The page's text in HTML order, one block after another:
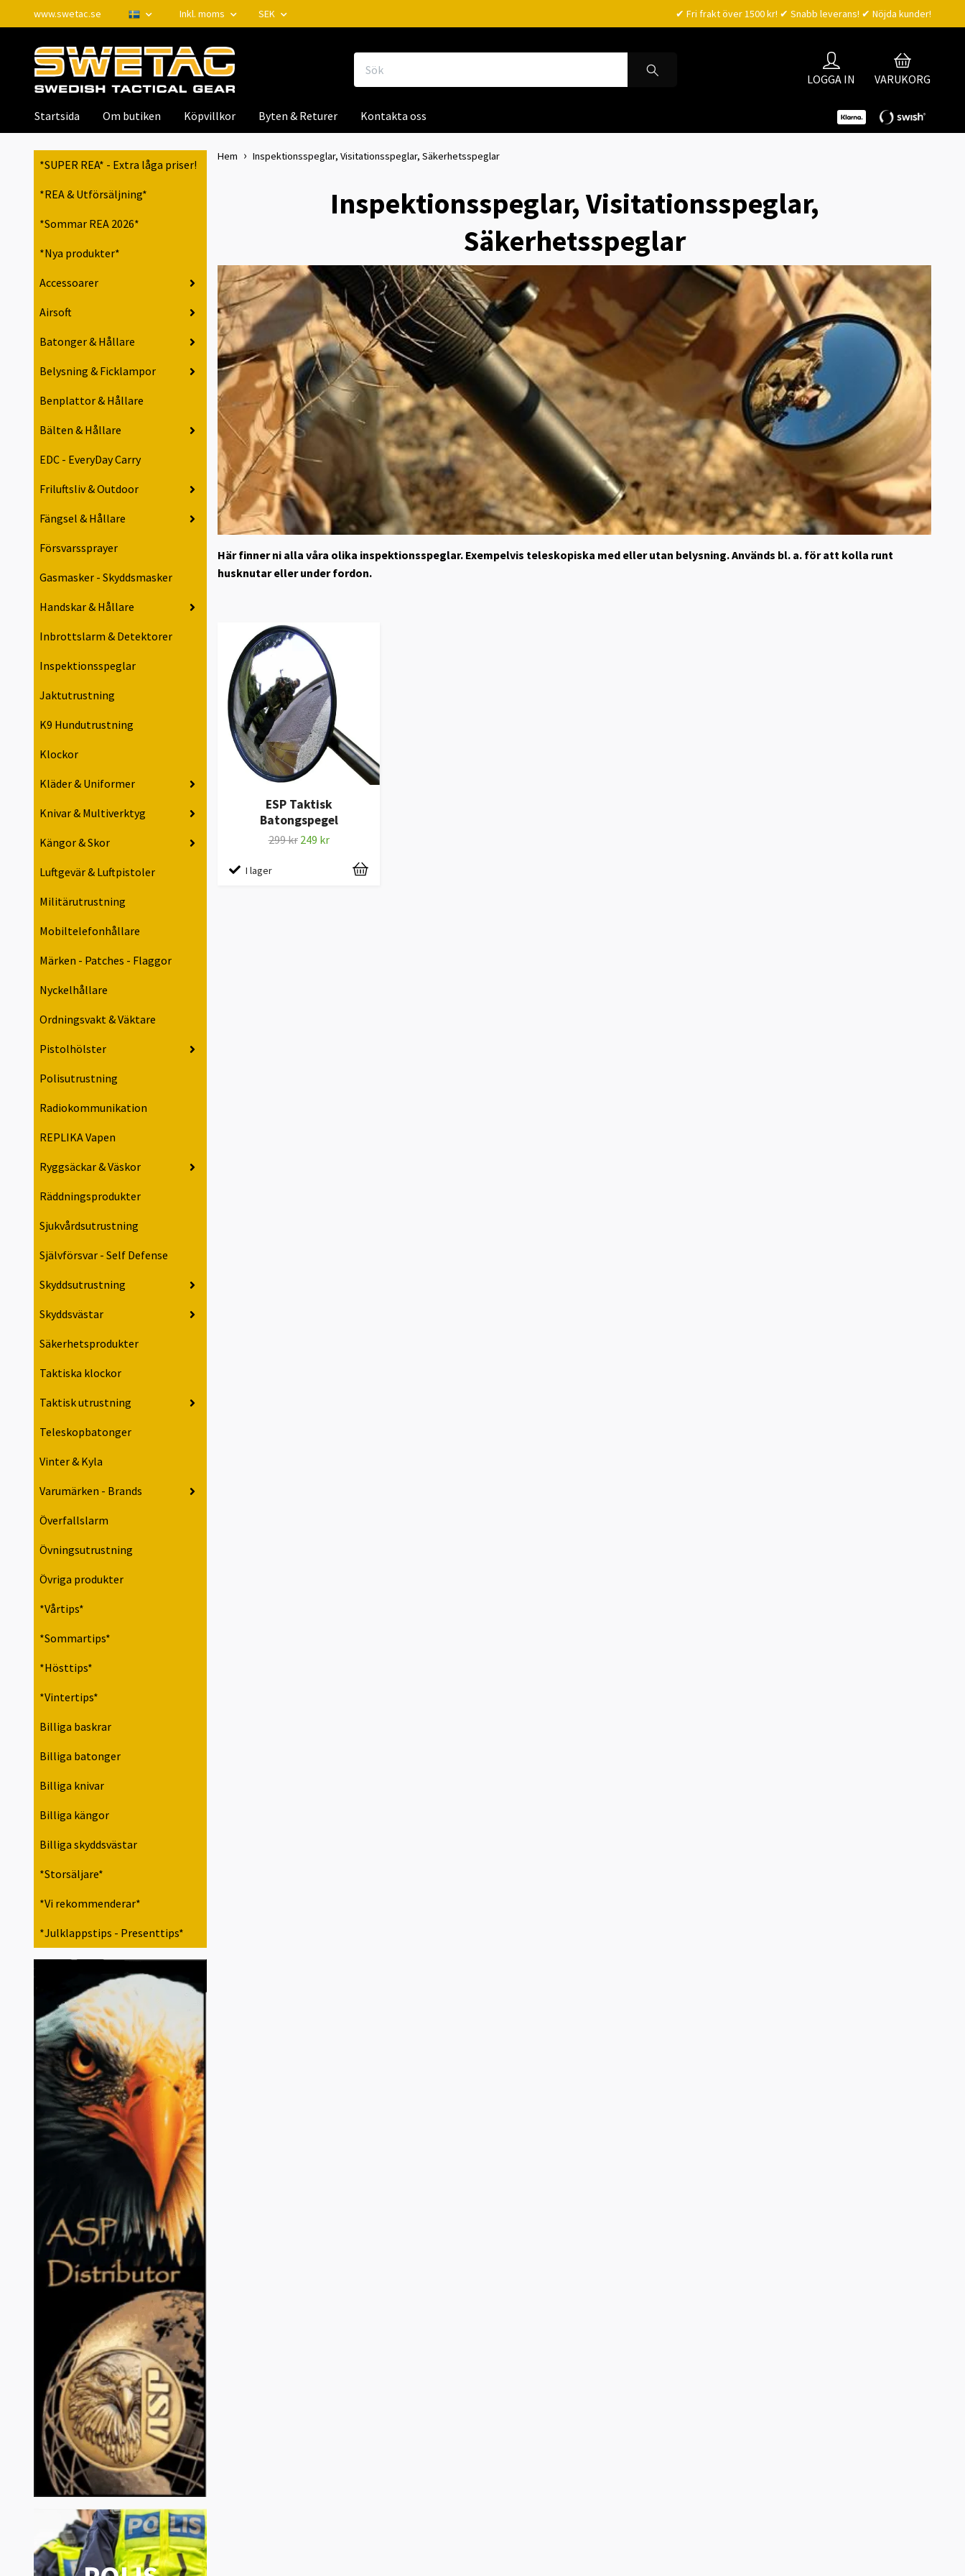
www.swetac.se Inkl. moms SEK ✔ Fri frakt över 1500 kr! ✔ Snabb leverans! ✔ Nöjda kunder!
LOGGA IN VARUKORG
Startsida Om butiken Köpvillkor Byten & Returer Kontakta oss
*SUPER REA* - Extra låga priser!
*REA & Utförsäljning*
*Sommar REA 2026*
*Nya produkter*
Accessoarer
Airsoft
Batonger & Hållare
Belysning & Ficklampor
Benplattor & Hållare
Bälten & Hållare
EDC - EveryDay Carry
Friluftsliv & Outdoor
Fängsel & Hållare
Försvarssprayer
Gasmasker - Skyddsmasker
Handskar & Hållare
Inbrottslarm & Detektorer
Inspektionsspeglar
Jaktutrustning
K9 Hundutrustning
Klockor
Kläder & Uniformer
Knivar & Multiverktyg
Kängor & Skor
Luftgevär & Luftpistoler
Militärutrustning
Mobiltelefonhållare
Märken - Patches - Flaggor
Nyckelhållare
Ordningsvakt & Väktare
Pistolhölster
Polisutrustning
Radiokommunikation
REPLIKA Vapen
Ryggsäckar & Väskor
Räddningsprodukter
Sjukvårdsutrustning
Självförsvar - Self Defense
Skyddsutrustning
Skyddsvästar
Säkerhetsprodukter
Taktiska klockor
Taktisk utrustning
Teleskopbatonger
Vinter & Kyla
Varumärken - Brands
Överfallslarm
Övningsutrustning
Övriga produkter
*Vårtips*
*Sommartips*
*Hösttips*
*Vintertips*
Billiga baskrar
Billiga batonger
Billiga knivar
Billiga kängor
Billiga skyddsvästar
*Storsäljare*
*Vi rekommenderar*
*Julklappstips - Presenttips*
Hem Inspektionsspeglar, Visitationsspeglar, Säkerhetsspeglar
Inspektionsspeglar, Visitationsspeglar,
Säkerhetsspeglar
Här finner ni alla våra olika inspektionsspeglar. Exempelvis teleskopiska med eller utan belysning. Används bl. a. för att kolla runt
husknutar eller under fordon.
ESP Taktisk
Batongspegel
299 kr 249 kr
I lager